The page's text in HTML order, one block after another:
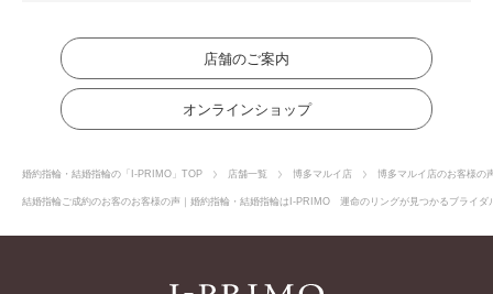
店舗のご案内
オンラインショップ
婚約指輪・結婚指輪の「I-PRIMO」TOP 店舗一覧 博多マルイ店 博多マルイ店のお客様の
結婚指輪ご成約のお客のお客様の声｜婚約指輪・結婚指輪はI-PRIMO 運命のリングが見つかるブライ